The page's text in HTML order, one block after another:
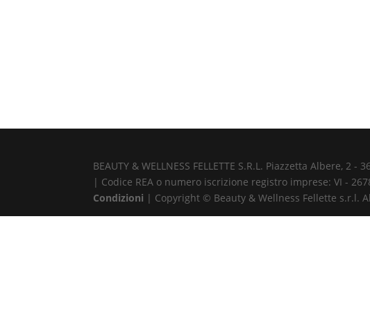
BEAUTY & WELLNESS FELLETTE S.R.L. Piazzetta Albere,
| Codice REA o numero iscrizione registro imprese: VI -
Condizioni | Copyright © Beauty & Wellness Fellette s.r.l.